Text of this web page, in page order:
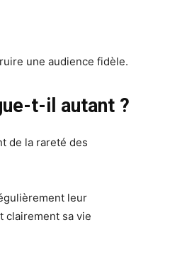
une audience fidèle.
t-il autant ?
de la rareté des
leur
clairement sa vie